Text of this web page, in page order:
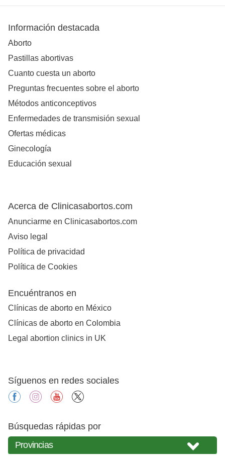
Información destacada
Aborto
Pastillas abortivas
Cuanto cuesta un aborto
Preguntas frecuentes sobre el aborto
Métodos anticonceptivos
Enfermedades de transmisión sexual
Ofertas médicas
Ginecología
Educación sexual
Acerca de Clinicasabortos.com
Anunciarme en Clinicasabortos.com
Aviso legal
Política de privacidad
Política de Cookies
Encuéntranos en
Clínicas de aborto en México
Clínicas de aborto en Colombia
Legal abortion clinics in UK
Síguenos en redes sociales
facebookinstagramyoutube
Búsquedas rápidas por